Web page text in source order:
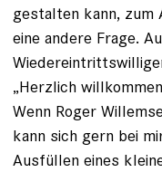
gestalten kann, zum
eine andere Frage.
„Herzlich
Wenn Roger
kann sich gern bei
Ausfüllen eines